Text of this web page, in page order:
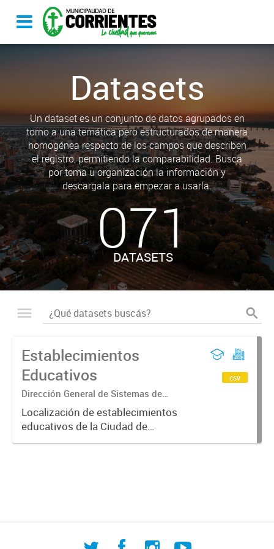
Datasets
Un dataset es un conjunto de datos agrupados en
torno a una temática pero estructurados de manera
homogénea respecto de los campos que describen
el registro, permitiendo la comparabilidad. Busca
por tema u organización la información y
descargala para empezar a usarla.
071
DATASETS
Establecimientos
Educativos
Dirección General de Sistemas de
Información Geográfica
Localización de establecimientos
educativos de la Ciudad de
Corrientes
csv